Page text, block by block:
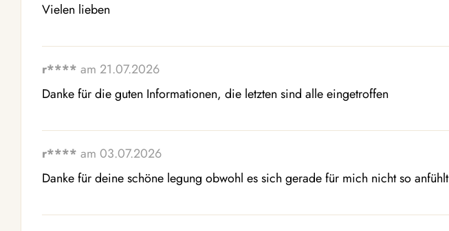
Vielen lieben
r**** am 21.07.2026
Danke für die guten Informationen, die letzten sind alle eingetroffen
r**** am 03.07.2026
Danke für deine schöne legung obwohl es sich gerade für mich nicht so anfühlt